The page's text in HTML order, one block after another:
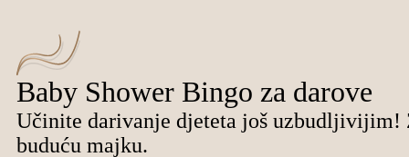
Baby Shower Bingo za darove
Učinite darivanje djeteta još uzbudljivijim!
buduću majku.